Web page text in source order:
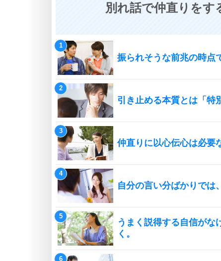
別れ話で仲直りをす
振られそうな前兆の時点
引き止める本質とは「特
仲直りに以心伝心は必要
自分の言い分ばかりでは
うまく説得する自信がな
く。